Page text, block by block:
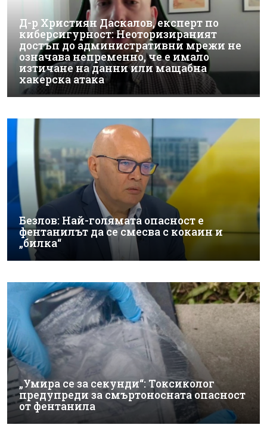
Д-р Християн Даскалов, експерт по
киберсигурност: Неоторизираният
достъп до административни мрежи не
означава непременно, че е имало
изтичане на данни или мащабна
хакерска атака
Безлов: Най-голямата опасност е
фентанилът да се смесва с кокаин и
„билка“
„Умира се за секунди“: Токсиколог
предупреди за смъртоносната опасност
от фентанила